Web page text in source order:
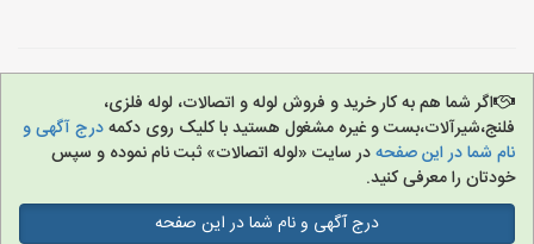
اگر شما هم به کار خرید و فروش لوله و اتصالات، لوله فلزی،
فلنج،شیرآلات،بست و غیره مشغول هستید با کلیک روی دکمهدرج آگهی و
نام شما در این صفحهدر سایت «لوله اتصالات» ثبت نام نموده و سپس
خودتان را معرفی کنید.
درج آگهی و نام شما در این صفحه